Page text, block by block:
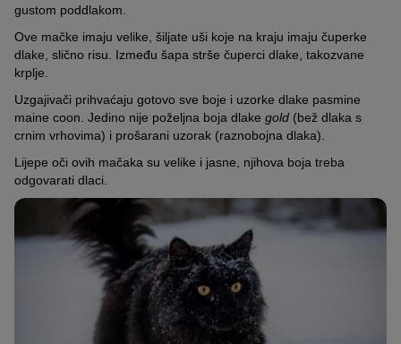
gustom poddlakom.
Ove mačke imaju velike, šiljate uši koje na kraju imaju čuperke
dlake, slično risu. Između šapa strše čuperci dlake, takozvane
krplje.
Uzgajivači prihvaćaju gotovo sve boje i uzorke dlake pasmine
maine coon. Jedino nije poželjna boja dlake gold (bež dlaka s
crnim vrhovima) i prošarani uzorak (raznobojna dlaka).
Lijepe oči ovih mačaka su velike i jasne, njihova boja treba
odgovarati dlaci.